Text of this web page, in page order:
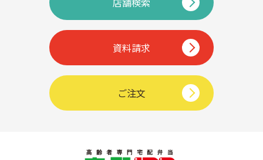
資料請求
ご注文